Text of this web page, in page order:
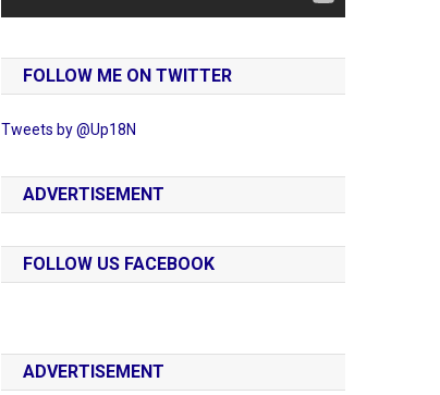
FOLLOW ME ON TWITTER
Tweets by @Up18N
ADVERTISEMENT
FOLLOW US FACEBOOK
ADVERTISEMENT